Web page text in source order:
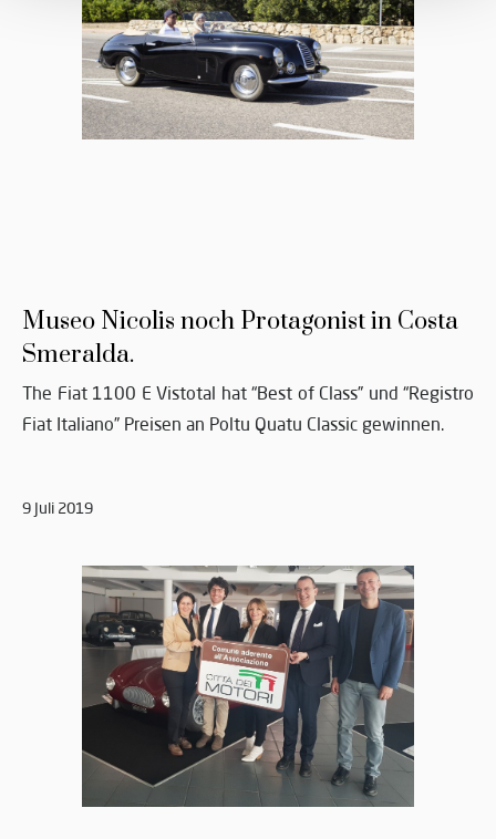
Museo Nicolis noch Protagonist in Costa
Smeralda.
The Fiat 1100 E Vistotal hat “Best of Class” und “Registro
Fiat Italiano” Preisen an Poltu Quatu Classic gewinnen.
9 Juli 2019